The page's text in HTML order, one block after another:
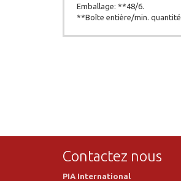
Emballage: **48/6.
**Boîte entière/min. quantité
Contactez nous
PIA International